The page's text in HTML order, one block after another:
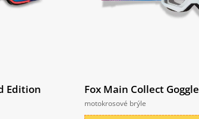
Edition
Fox Main Collect Goggle
motokrosové brýle